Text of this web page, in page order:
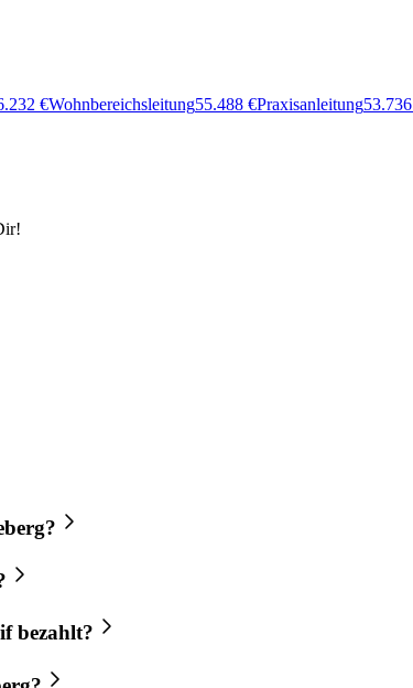
€Wohnbereichsleitung55.488 €Praxisanleitung53.736
bezahlt?